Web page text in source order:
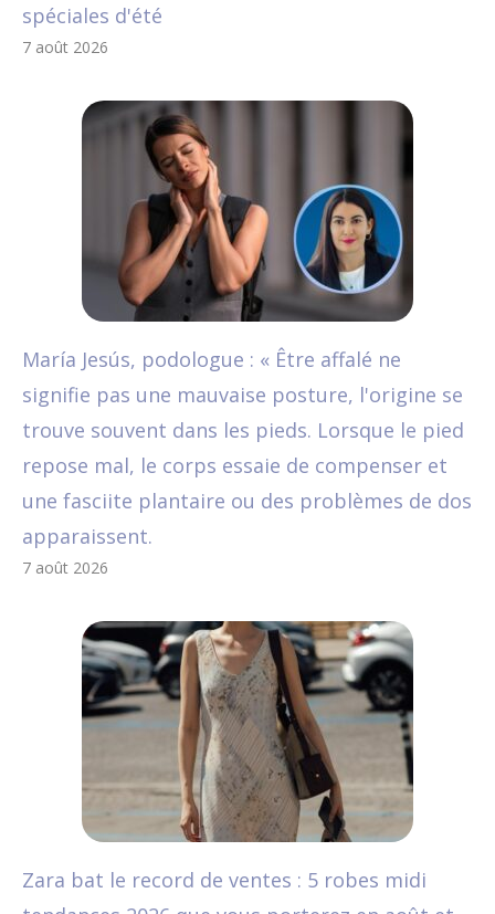
spéciales d'été
7 août 2026
María Jesús, podologue : « Être affalé ne
signifie pas une mauvaise posture, l'origine se
trouve souvent dans les pieds. Lorsque le pied
repose mal, le corps essaie de compenser et
une fasciite plantaire ou des problèmes de dos
apparaissent.
7 août 2026
Zara bat le record de ventes : 5 robes midi